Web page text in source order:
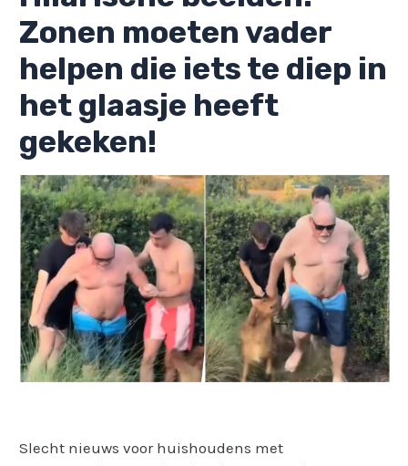
Zonen moeten vader
helpen die iets te diep in
het glaasje heeft
gekeken!
Slecht nieuws voor huishoudens met